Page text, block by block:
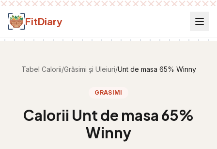
Salt la conținut
FitDiary
Tabel Calorii/Grăsimi și Uleiuri/Unt de masa 65% Winny
GRASIMI
Calorii Unt de masa 65%
Winny